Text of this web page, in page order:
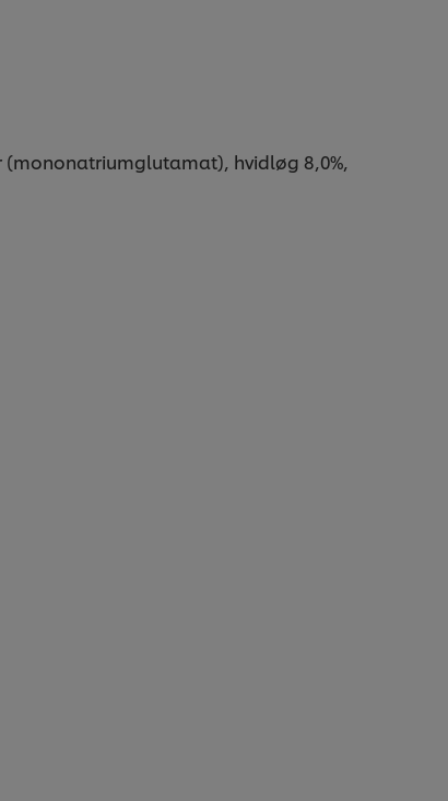
(mononatriumglutamat), hvidløg 8,0%,